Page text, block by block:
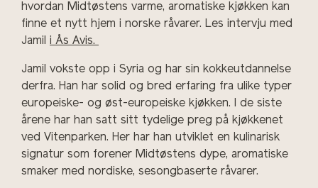
hvordan Midtøstens varme, aromatiske kjøkken kan
finne et nytt hjem i norske råvarer. Les intervju med
Jamil i Ås Avis.
Jamil vokste opp i Syria og har sin kokkeutdannelse
derfra. Han har solid og bred erfaring fra ulike typer
europeiske- og øst-europeiske kjøkken. I de siste
årene har han satt sitt tydelige preg på kjøkkenet
ved Vitenparken. Her har han utviklet en kulinarisk
signatur som forener Midtøstens dype, aromatiske
smaker med nordiske, sesongbaserte råvarer.